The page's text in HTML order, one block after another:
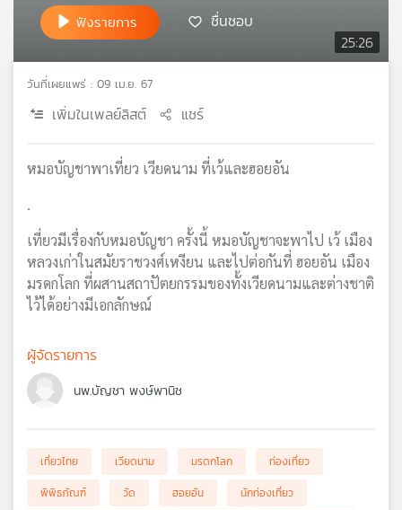
เกี่ยว
วิทยุ
เอส
เครือ
ข่าย
25:26
ฟังรายการ ชื่นชอบ
วันที่เผยแพร่ : 09 เม.ย. 67
เพิ่มในเพลย์ลิสต์ แชร์
หมอบัญชาพาเที่ยว เวียดนาม ที่เว้และฮอยอัน
.
เที่ยวมีเรื่องกับหมอบัญชา ครั้งนี้ หมอบัญชาจะพาไป เว้ เมือง
หลวงเก่าในสมัยราชวงศ์เหงียน และไปต่อกันที่ ฮอยอัน เมือง
มรดกโลก ที่ผสานสถาปัตยกรรมของทั้งเวียดนามและต่างชาติ
ไว้ได้อย่างมีเอกลักษณ์
ผู้จัดรายการ
นพ.บัญชา พงษ์พานิช
เที่ยวไทย เวียดนาม มรดกโลก
ท่องเที่ยว
พิพิธภัณฑ์
วัด ฮอยอัน
นักท่องเที่ยว